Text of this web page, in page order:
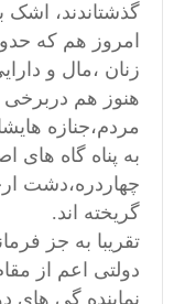
گذشتاندند، اشک
امروز هم که
زنان ،مال و
هنوز هم
مردم،جنازه
به پناه گاه
چهاردره،دشت
گریخته اند.
تقریبا به جز
دولتی اعم از
نماینده گی های